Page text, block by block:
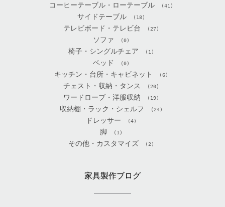
コーヒーテーブル・ローテーブル (41)
サイドテーブル (18)
テレビボード・テレビ台 (27)
ソファ (0)
椅子・シングルチェア (1)
ベッド (0)
キッチン・台所・キャビネット (6)
チェスト・収納・タンス (20)
ワードローブ・洋服収納 (19)
収納棚・ラック・シェルフ (24)
ドレッサー (4)
脚 (1)
その他・カスタマイズ (2)
家具製作ブログ